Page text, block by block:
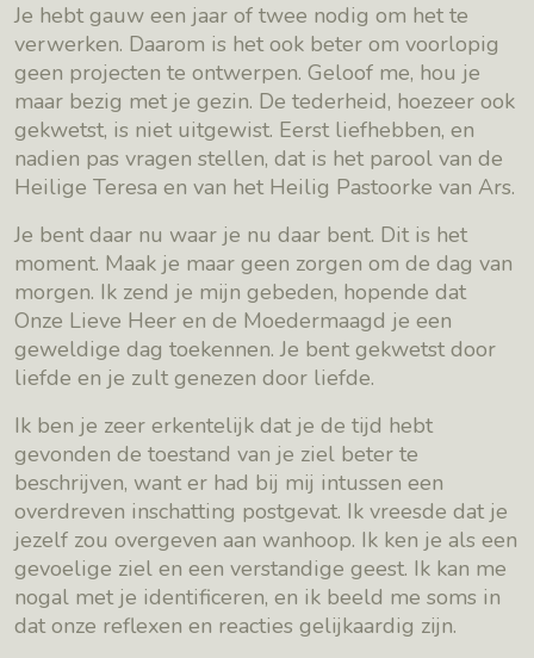
Je hebt gauw een jaar of twee nodig om het te
verwerken. Daarom is het ook beter om voorlopig
geen projecten te ontwerpen. Geloof me, hou je
maar bezig met je gezin. De tederheid, hoezeer ook
gekwetst, is niet uitgewist. Eerst liefhebben, en
nadien pas vragen stellen, dat is het parool van de
Heilige Teresa en van het Heilig Pastoorke van Ars.
Je bent daar nu waar je nu daar bent. Dit is het
moment. Maak je maar geen zorgen om de dag van
morgen. Ik zend je mijn gebeden, hopende dat
Onze Lieve Heer en de Moedermaagd je een
geweldige dag toekennen. Je bent gekwetst door
liefde en je zult genezen door liefde.
Ik ben je zeer erkentelijk dat je de tijd hebt
gevonden de toestand van je ziel beter te
beschrijven, want er had bij mij intussen een
overdreven inschatting postgevat. Ik vreesde dat je
jezelf zou overgeven aan wanhoop. Ik ken je als een
gevoelige ziel en een verstandige geest. Ik kan me
nogal met je identificeren, en ik beeld me soms in
dat onze reflexen en reacties gelijkaardig zijn.